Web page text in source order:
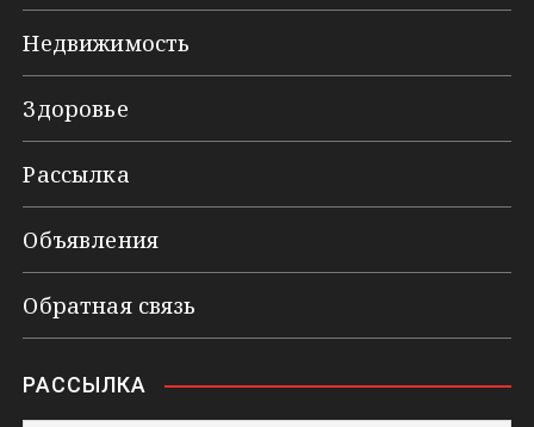
Недвижимость
Здоровье
Рассылка
Объявления
Обратная связь
РАССЫЛКА